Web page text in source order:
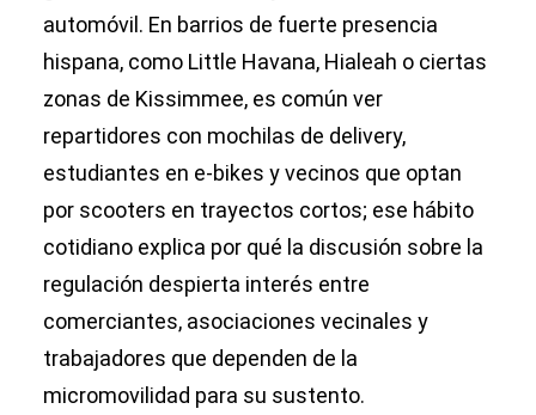
automóvil. En barrios de fuerte presencia
hispana, como Little Havana, Hialeah o ciertas
zonas de Kissimmee, es común ver
repartidores con mochilas de delivery,
estudiantes en e-bikes y vecinos que optan
por scooters en trayectos cortos; ese hábito
cotidiano explica por qué la discusión sobre la
regulación despierta interés entre
comerciantes, asociaciones vecinales y
trabajadores que dependen de la
micromovilidad para su sustento.